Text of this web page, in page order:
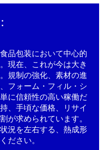
品包装において中心的
現在、これが今は大き
規制の強化、素材の進
フォーム・フィル・シ
に信頼性の高い稼働だ
、手頃な価格、リサイ
が求められています。
況を左右する、熱成形
ださい。